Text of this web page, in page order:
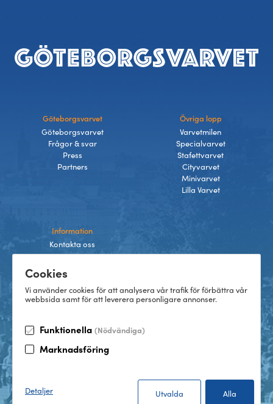
Cookies
Vi använder cookies för att analysera vår trafik för förbättra vår
webbsida samt för att leverera personligare annonser.
Funktionella (Nödvändiga)
Marknadsföring
Detaljer
Sidfot
Göteborgsvarvet
Göteborgsvarvet
Frågor & svar
Press
Partners
Övriga lopp
Varvetmilen
Specialvarvet
Stafettvarvet
Cityvarvet
Minivarvet
Lilla Varvet
Information
Kontakta oss
Villkor
Cookies